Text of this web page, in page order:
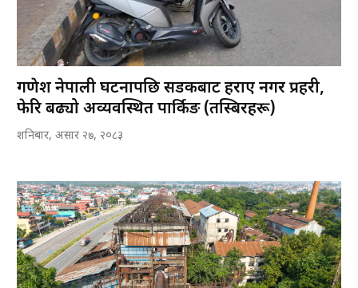
गणेश नेपाली घटनापछि सडकबाट हराए नगर प्रहरी,
फेरि बढ्यो अव्यवस्थित पार्किङ (तस्बिरहरू)
शनिबार, असार २७, २०८३